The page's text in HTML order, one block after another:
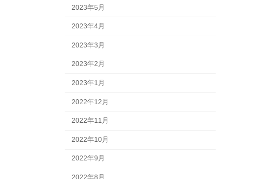
2023年5月
2023年4月
2023年3月
2023年2月
2023年1月
2022年12月
2022年11月
2022年10月
2022年9月
2022年8月